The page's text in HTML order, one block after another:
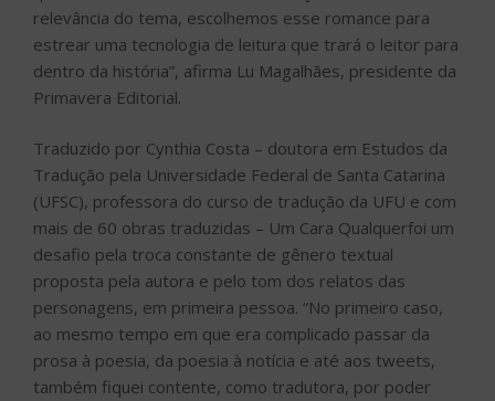
relevância do tema, escolhemos esse romance para
estrear uma tecnologia de leitura que trará o leitor para
dentro da história”, afirma Lu Magalhães, presidente da
Primavera Editorial.
Traduzido por Cynthia Costa – doutora em Estudos da
Tradução pela Universidade Federal de Santa Catarina
(UFSC), professora do curso de tradução da UFU e com
mais de 60 obras traduzidas – Um Cara Qualquerfoi um
desafio pela troca constante de gênero textual
proposta pela autora e pelo tom dos relatos das
personagens, em primeira pessoa. “No primeiro caso,
ao mesmo tempo em que era complicado passar da
prosa à poesia, da poesia à notícia e até aos tweets,
também fiquei contente, como tradutora, por poder